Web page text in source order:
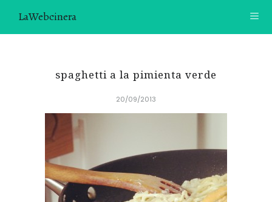
LaWebcinera
VIDEORECETAS
CONTACTO
SOBRE MÍ
¿TE GUSTARÍA UNIRTE A NUESTRA AVENTURA GASTRON
ÓMICA?
ÚNETE A LA NEWSLETTER
spaghetti a la pimienta verde
20/09/2013